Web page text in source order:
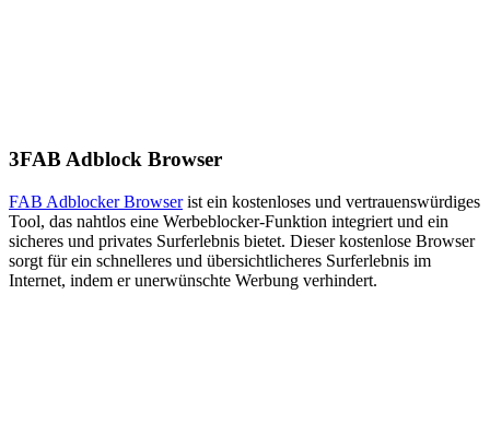
3FAB Adblock Browser
FAB Adblocker Browserist ein kostenloses und vertrauenswürdiges
Tool, das nahtlos eine Werbeblocker-Funktion integriert und ein
sicheres und privates Surferlebnis bietet. Dieser kostenlose Browser
sorgt für ein schnelleres und übersichtlicheres Surferlebnis im
Internet, indem er unerwünschte Werbung verhindert.